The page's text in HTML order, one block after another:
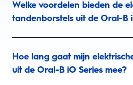
Welke voordelen bieden de
tandenborstels uit de Oral-B
Hoe lang gaat mijn
uit de Oral-B iO Series mee?